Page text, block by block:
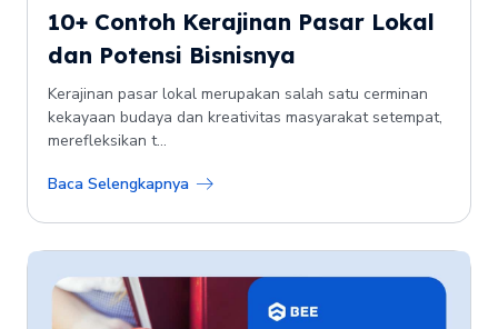
10+ Contoh Kerajinan Pasar Lokal
dan Potensi Bisnisnya
Kerajinan pasar lokal merupakan salah satu cerminan
kekayaan budaya dan kreativitas masyarakat setempat,
merefleksikan t...
Baca Selengkapnya